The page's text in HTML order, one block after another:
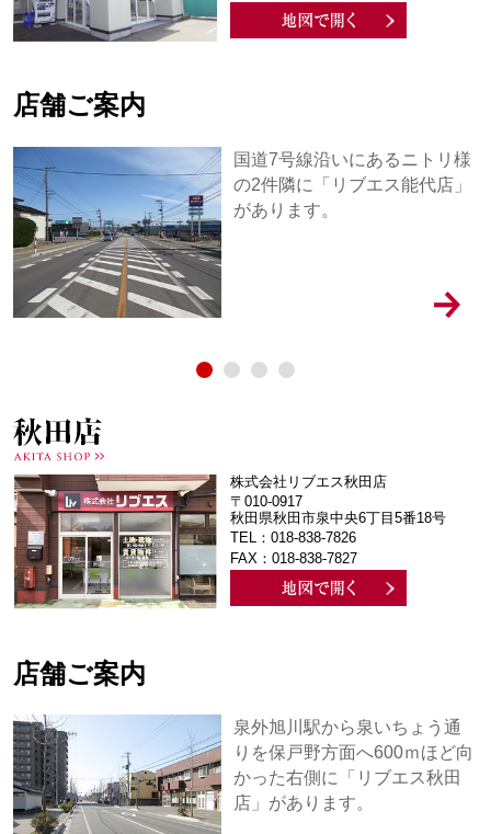
店舗ご案内
国道7号線沿いにあるニトリ様
の2件隣に「リブエス能代店」
があります。
株式会社リブエス秋田店
〒010-0917
秋田県秋田市泉中央6丁目5番18号
TEL：018-838-7826
FAX：018-838-7827
店舗ご案内
泉外旭川駅から泉いちょう通
りを保戸野方面へ600ｍほど向
かった右側に「リブエス秋田
店」があります。